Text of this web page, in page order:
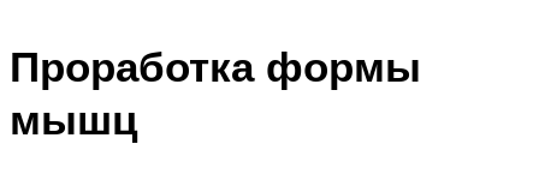
Проработка формы
мышц